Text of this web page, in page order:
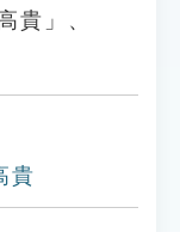
貴」、
貴